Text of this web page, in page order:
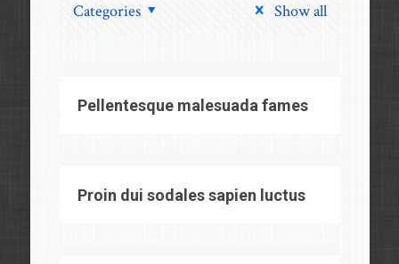
Categories Show all
Pellentesque malesuada fames
Proin dui sodales sapien luctus